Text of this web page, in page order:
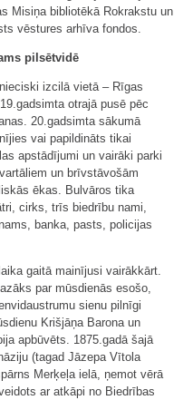
Misiņa bibliotēkā Rokrakstu un
vēstures arhīva fondos.
pilsētvidē
izcilā vietā – Rīgas
otrajā pusē pēc
20.gadsimta sākumā
vai papildināts tikai
apstādījumi un vairāki parki
un brīvstāvošām
ēkas. Bulvāros tika
cirks, trīs biedrību nami,
banka, pasts, policijas
gaitā mainījusi vairākkārt.
par mūsdienās esošo,
sienu pilnīgi
Krišjāņa Barona un
apbūvēts. 1875.gadā šajā
(tagad Jāzepa Vītola
Merķeļa ielā, ņemot vērā
ar atkāpi no Biedrības